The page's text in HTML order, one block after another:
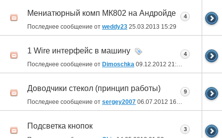
Мениатюрный комп МК802 на Андройде
Последнее сообщение от weddy23 25.03.2013 15:29
4
1 Wire интерфейс в машину
Последнее сообщение от Dimoschka 09.12.2012 21:53
4
Доводчики стекол (принцип работы)
Последнее сообщение от sergey2007 06.07.2012 16:54
9
Подсветка кнопок 3